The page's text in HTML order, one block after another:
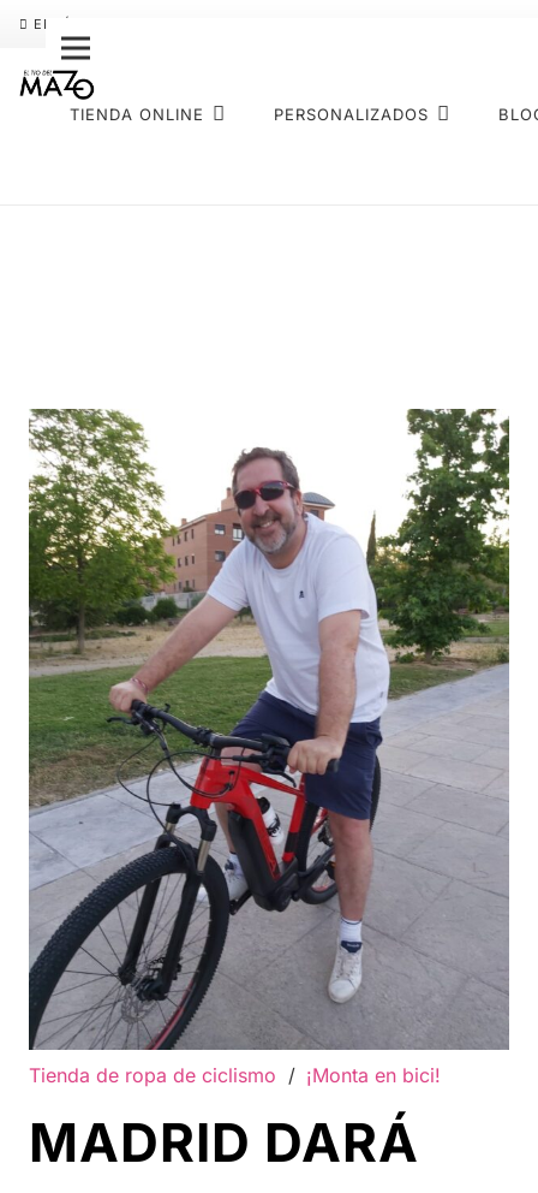
ENVÍO GRATIS
TIENDA ONLINE PERSONALIZADOS
Tienda de ropa de ciclismo / ¡Monta en bici!
MADRID DARÁ